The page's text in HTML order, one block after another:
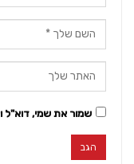
שמור את שמי, דוא"ל